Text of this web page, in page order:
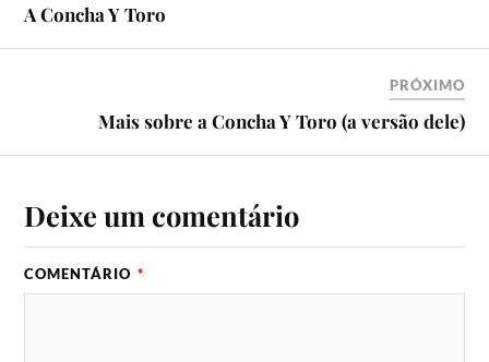
A Concha Y Toro
PRÓXIMO
Mais sobre a Concha Y Toro (a versão dele)
Deixe um comentário
COMENTÁRIO *